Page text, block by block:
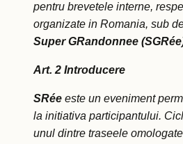
pentru brevetele interne,
organizate in Romania, sub
Super GRandonnee (SGR
Art. 2 Introducere
SRée este un eveniment
la initiativa participantului.
unul dintre traseele